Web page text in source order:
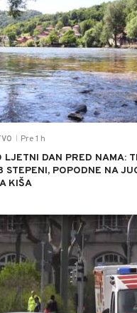
Pre 1 h
LJETNI DAN PRED NAMA:
STEPENI, POPODNE NA
KIŠA